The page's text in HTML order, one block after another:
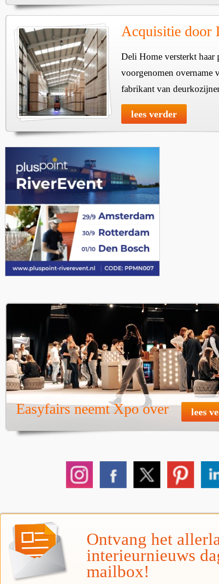
Acquisitie door
Deli Home versterkt haar
voorgenomen overname
fabrikant van
lees verder
Easyfairs neemt Xpo over lees
Ontvang het
interieurnieuws
mailbox!